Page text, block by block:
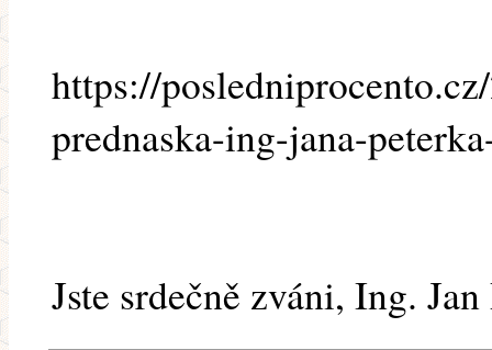
https://
prednaska-ing-jana-
Jste srdečně zváni, Ing.